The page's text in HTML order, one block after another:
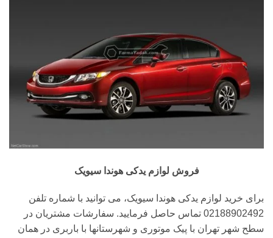
فروش لوازم یدکی هوندا سیویک
برای خرید لوازم یدکی هوندا سیویک، می توانید با شماره تلفن
02188902492 تماس حاصل فرمایید. سفارشات مشتریان در
سطح شهر تهران با پیک موتوری و شهرستانها با باربری در همان